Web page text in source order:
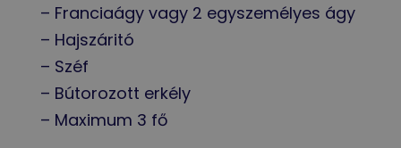
– Franciaágy vagy 2 egyszemélyes ágy
– Hajszáritó
– Széf
– Bútorozott erkély
– Maximum 3 fő